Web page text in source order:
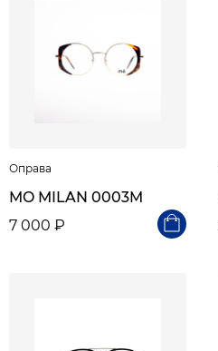
Оправа
MO MILAN 0003M
7 000 ₽